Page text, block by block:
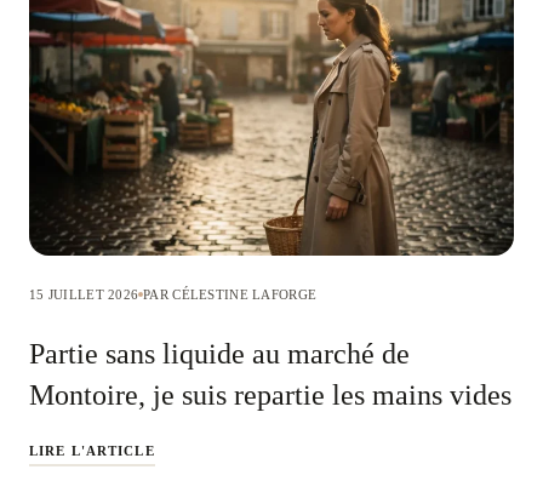
15 JUILLET 2026 PAR CÉLESTINE LAFORGE
Partie sans liquide au marché de
Montoire, je suis repartie les mains vides
LIRE L'ARTICLE